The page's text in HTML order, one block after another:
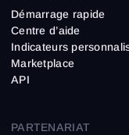
Démarrage rapide
Centre d’aide
Indicateurs
Marketplace
API
PARTENARIAT